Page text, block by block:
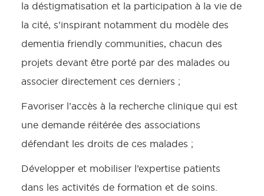
la déstigmatisation et la participation à la vie de
la cité, s’inspirant notamment du modèle des
dementia friendly communities, chacun des
projets devant être porté par des malades ou
associer directement ces derniers ;
Favoriser l’accès à la recherche clinique qui est
une demande réitérée des associations
défendant les droits de ces malades ;
Développer et mobiliser l’expertise patients
dans les activités de formation et de soins.